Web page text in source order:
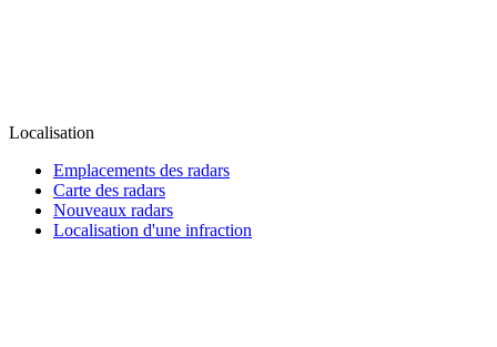
Localisation
Emplacements des radars
Carte des radars
Nouveaux radars
Localisation d'une infraction